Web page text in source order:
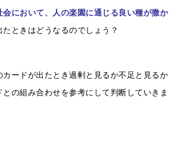
において、人の楽園に通じる良い種が撒か
ときはどうなるのでしょう？
カードが出たとき過剰と見るか不足と見るか
の組み合わせを参考にして判断していきま